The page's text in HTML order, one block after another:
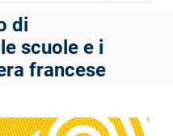
di
scuole e i
francese